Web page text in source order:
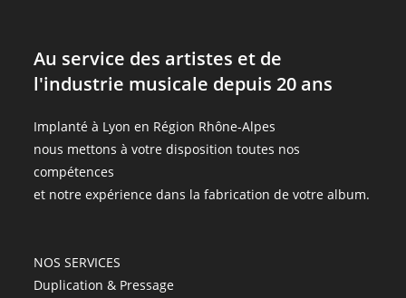
Au service des artistes et de
l'industrie musicale depuis 20 ans
Implanté à Lyon en Région Rhône-Alpes
nous mettons à votre disposition toutes nos
compétences
et notre expérience dans la fabrication de votre album.
NOS SERVICES
Duplication & Pressage